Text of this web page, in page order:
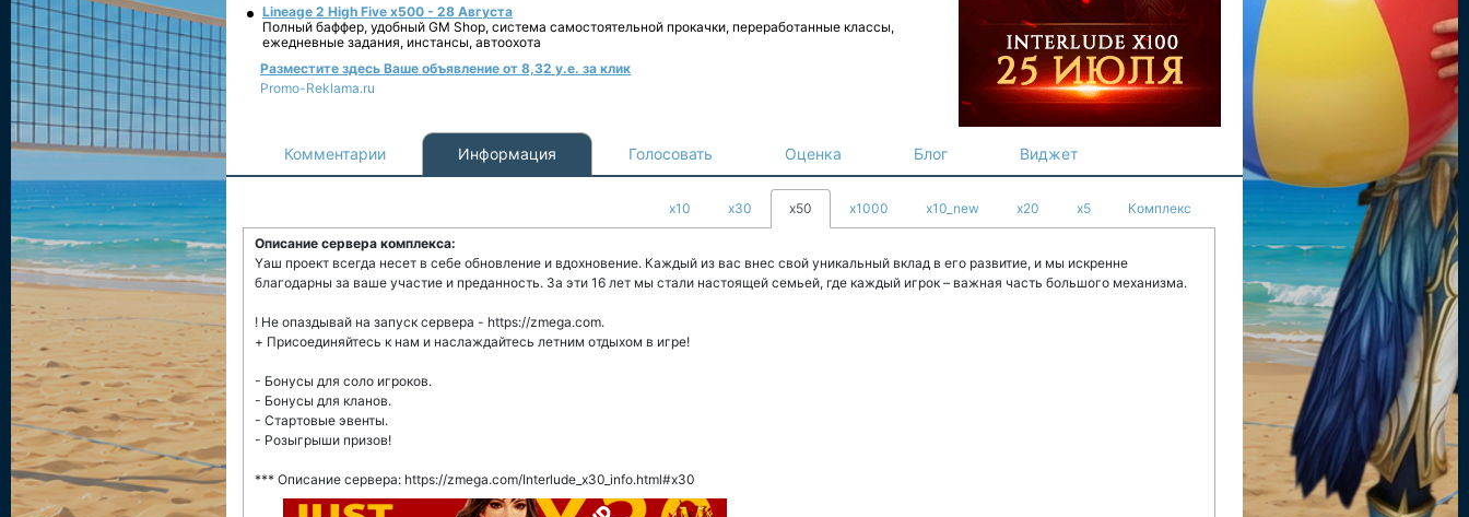
Lineage 2 High Five x500 - 28 Августа
Полный баффер, удобный GM Shop, система самостоятельной прокачки, переработанные классы,
ежедневные задания, инстансы, автоохота
Разместите здесь Ваше объявление от 8,32 у.е. за клик
Promo-Reklama.ru
Комментарии Информация Голосовать Оценка Блог Виджет
x10 x30 x50 x1000 x10_new x20 x5 Комплекс
Описание сервера комплекса:
Yаш проект всегда несет в себе обновление и вдохновение. Каждый из вас внес свой уникальный вклад в его развитие, и мы искренне
благодарны за ваше участие и преданность. За эти 16 лет мы стали настоящей семьей, где каждый игрок – важная часть большого механизма.
! Не опаздывай на запуск сервера - https://zmega.com.
+ Присоединяйтесь к нам и наслаждайтесь летним отдыхом в игре!
- Бонусы для соло игроков.
- Бонусы для кланов.
- Стартовые эвенты.
- Розыгрыши призов!
*** Описание сервера: https://zmega.com/Interlude_x30_info.html#x30